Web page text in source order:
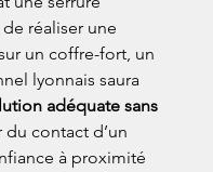
réaliser une
un coffre-fort, un
lyonnais saura
adéquate sans
du contact d’un
à proximité